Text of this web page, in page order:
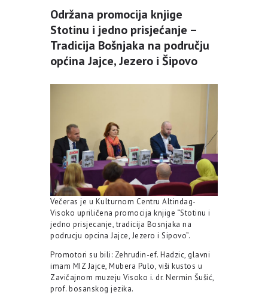
Održana promocija knjige
Stotinu i jedno prisjećanje –
Tradicija Bošnjaka na području
općina Jajce, Jezero i Šipovo
Večeras je u Kulturnom Centru Altindag-
Visoko upriličena promocija knjige “Stotinu i
jedno prisjecanje, tradicija Bosnjaka na
podrucju opcina Jajce, Jezero i Sipovo”.
Promotori su bili: Zehrudin-ef. Hadzic, glavni
imam MIZ Jajce, Mubera Pulo, viši kustos u
Zavičajnom muzeju Visoko i. dr. Nermin Šušić,
prof. bosanskog jezika.